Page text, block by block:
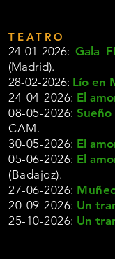
TEATRO
24-01-2026: Gala
(Madrid).
28-02-2026: Lío en
24-04-2026: El
08-05-2026:
CAM.
30-05-2026: El
05-06-2026: El
(Badajoz).
27-06-2026:
20-09-2026: Un
25-10-2026: Un